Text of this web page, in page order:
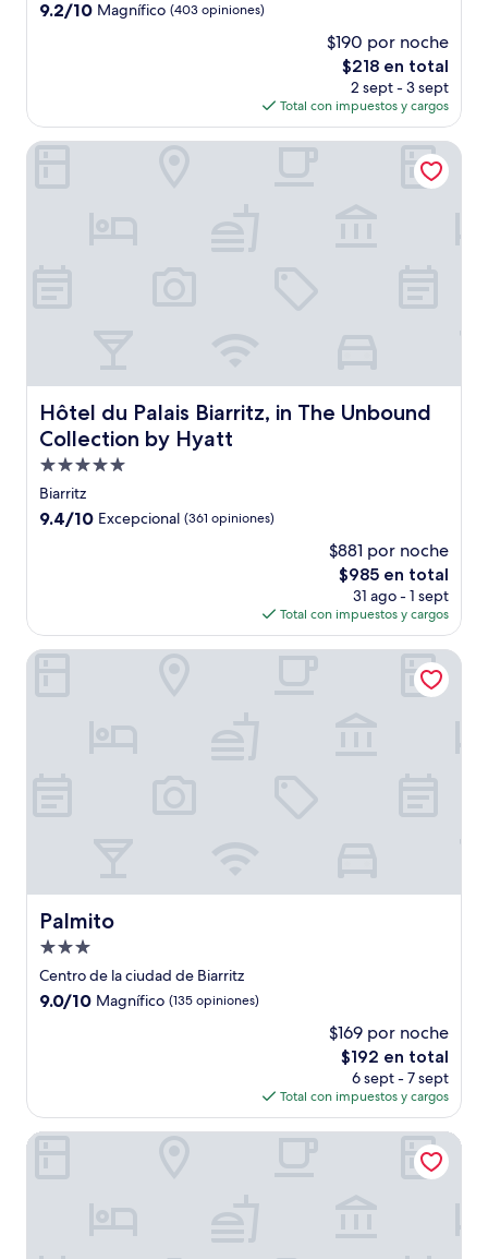
9.2
9.2/10 Magnífico (403 opiniones)
$190 por noche
El
precio
actual
es
de
$218 en total
2 sept - 3 sept
Total con impuestos y cargos
Hôtel du Palais Biarritz, in The Unbound
Collection by Hyatt
Hôtel du Palais Biarritz, in The Unbound Collection by
Propiedad
de
5.0
Biarritz
9.4
9.4/10 Excepcional (361 opiniones)
$881 por noche
El
precio
actual
es
de
$985 en total
31 ago - 1 sept
Total con impuestos y cargos
Hôtel du Palais Biarritz, in The Unbound Collection by
Palmito
Palmito
Propiedad
de
3.0
Centro de la ciudad de Biarritz
9.0
9.0/10 Magnífico (135 opiniones)
$169 por noche
El
precio
actual
es
de
$192 en total
6 sept - 7 sept
Total con impuestos y cargos
Palmito
Le Talaia Hôtel & Spa Biarritz - MGallery Collection